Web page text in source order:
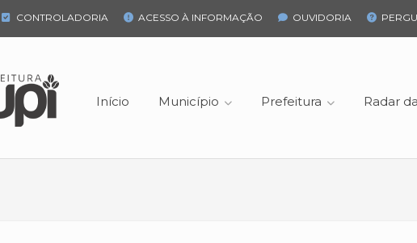
CONTROLADORIA ACESSO À INFORMAÇÃO OUVIDORIA
Início Município Prefeitura Radar